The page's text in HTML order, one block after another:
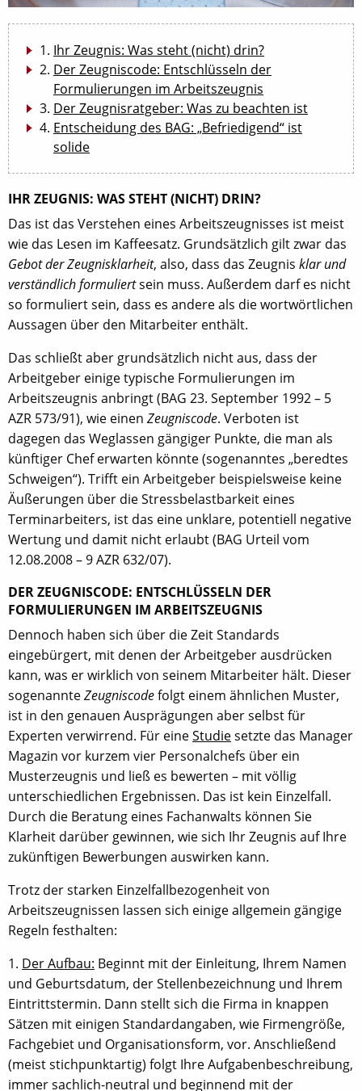
Ihr Zeugnis: Was steht (nicht) drin?
Der Zeugniscode: Entschlüsseln der
Formulierungen im Arbeitszeugnis
Der Zeugnisratgeber: Was zu beachten ist
Entscheidung des BAG: „Befriedigend“ ist
solide
IHR ZEUGNIS: WAS STEHT (NICHT) DRIN?
Das ist das Verstehen eines Arbeitszeugnisses ist meist
wie das Lesen im Kaffeesatz. Grundsätzlich gilt zwar das
Gebot der Zeugnisklarheit, also, dass das Zeugnis klar und
verständlich formuliertsein muss. Außerdem darf es nicht
so formuliert sein, dass es andere als die wortwörtlichen
Aussagen über den Mitarbeiter enthält.
Das schließt aber grundsätzlich nicht aus, dass der
Arbeitgeber einige typische Formulierungen im
Arbeitszeugnis anbringt (BAG 23. September 1992 – 5
AZR 573/91), wie einen Zeugniscode. Verboten ist
dagegen das Weglassen gängiger Punkte, die man als
künftiger Chef erwarten könnte (sogenanntes „beredtes
Schweigen“). Trifft ein Arbeitgeber beispielsweise keine
Äußerungen über die Stressbelastbarkeit eines
Terminarbeiters, ist das eine unklare, potentiell negative
Wertung und damit nicht erlaubt (BAG Urteil vom
12.08.2008 – 9 AZR 632/07).
DER ZEUGNISCODE: ENTSCHLÜSSELN DER
FORMULIERUNGEN IM ARBEITSZEUGNIS
Dennoch haben sich über die Zeit Standards
eingebürgert, mit denen der Arbeitgeber ausdrücken
kann, was er wirklich von seinem Mitarbeiter hält. Dieser
sogenannteZeugniscodefolgt einem ähnlichen Muster,
ist in den genauen Ausprägungen aber selbst für
Experten verwirrend. Für eineStudiesetzte das Manager
Magazin vor kurzem vier Personalchefs über ein
Musterzeugnis und ließ es bewerten – mit völlig
unterschiedlichen Ergebnissen. Das ist kein Einzelfall.
Durch die Beratung eines Fachanwalts können Sie
Klarheit darüber gewinnen, wie sich Ihr Zeugnis auf Ihre
zukünftigen Bewerbungen auswirken kann.
Trotz der starken Einzelfallbezogenheit von
Arbeitszeugnissen lassen sich einige allgemein gängige
Regeln festhalten:
1. Der Aufbau: Beginnt mit der Einleitung, Ihrem Namen
und Geburtsdatum, der Stellenbezeichnung und Ihrem
Eintrittstermin. Dann stellt sich die Firma in knappen
Sätzen mit einigen Standardangaben, wie Firmengröße,
Fachgebiet und Organisationsform, vor. Anschließend
(meist stichpunktartig) folgt Ihre Aufgabenbeschreibung,
immer sachlich-neutral und beginnend mit der